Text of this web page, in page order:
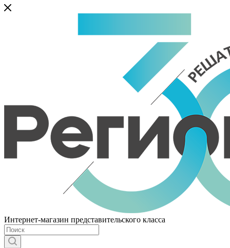
Интернет-магазин представительского класса